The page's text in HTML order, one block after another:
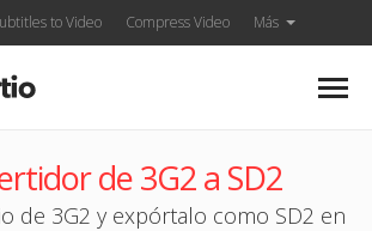
to Video Compress Video Más
de 3G2 a SD2
de 3G2 y expórtalo como SD2 en